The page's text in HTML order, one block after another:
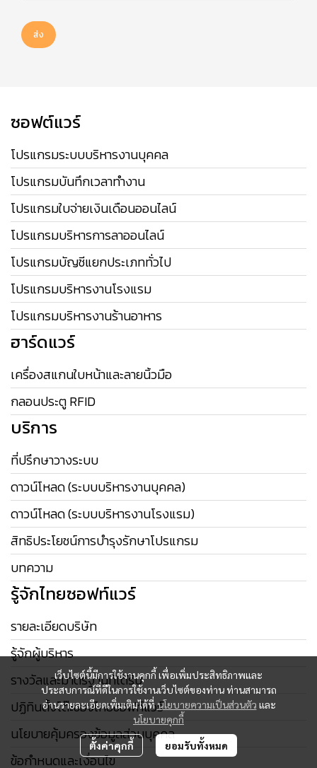
ส่ง
เว็บไซต์นี้มีการใช้งานคุกกี้ เพื่อเพิ่มประสิทธิภาพและ
ประสบการณ์ที่ดีในการใช้งานเว็บไซต์ของท่าน ท่านสามารถ
อ่านรายละเอียดเพิ่มเติมได้ที่นโยบายความเป็นส่วนตัว และ
นโยบายคุกกี้
ตั้งค่าคุกกี้ ยอมรับทั้งหมด
ซอฟต์แวร์
โปรแกรมระบบบริหารงานบุคคล
โปรแกรมบันทึกเวลาทำงาน
โปรแกรมใบจ่ายเงินเดือนออนไลน์
โปรแกรมบริหารการลาออนไลน์
โปรแกรมบัญชีแยกประเภททั่วไป
โปรแกรมบริหารงานโรงแรม
โปรแกรมบริหารงานร้านอาหาร
ฮาร์ดแวร์
เครื่องสแกนใบหน้าและลายนิ้วมือ
กลอนประตู RFID
บริการ
ที่ปรึกษาวางระบบ
ดาวน์โหลด (ระบบบริหารงานบุคคล)
ดาวน์โหลด (ระบบบริหารงานโรงแรม)
สิทธิประโยชน์การบำรุงรักษาโปรแกรม
บทความ
รู้จักไทยซอฟท์แวร์
รายละเอียดบริษัท
รู้จักผู้บริหาร
รางวัลและมาตรฐานที่ได้รับ
ปฏิทินตั้งโต๊ะของไทยซอฟท์แวร์
นโยบายคุ้มครองข้อมูลส่วนบุคคล
ข้อกำหนดและเงื่อนไข